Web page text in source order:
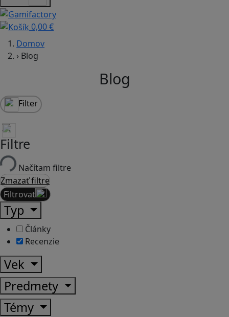
0,00 €
Domov
› Blog
Blog
Filter
Filtre
Načítam filtre
Zmazať filtre
Filtrovať
Typ
Články
Recenzie
Vek
Predmety
Témy